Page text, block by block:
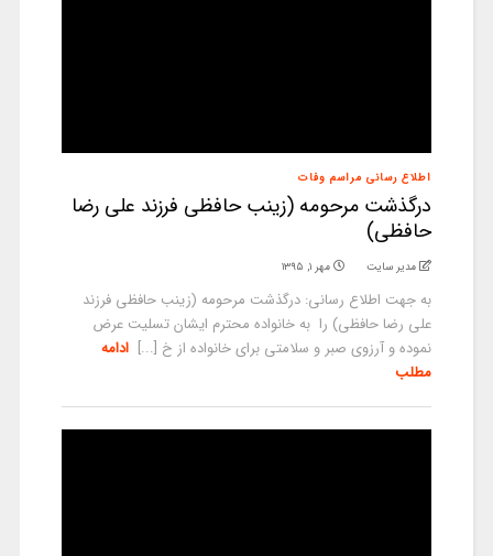
اطلاع رسانی مراسم وفات
درگذشت مرحومه (زینب حافظی فرزند علی رضا
حافظی)
مدیر سایت مهر ۱, ۱۳۹۵
به جهت اطلاع رسانی: درگذشت مرحومه (زینب حافظی فرزند
علی رضا حافظی) را به خانواده محترم ایشان تسلیت عرض
نموده و آرزوی صبر و سلامتی برای خانواده از خ [...] ادامه
مطلب